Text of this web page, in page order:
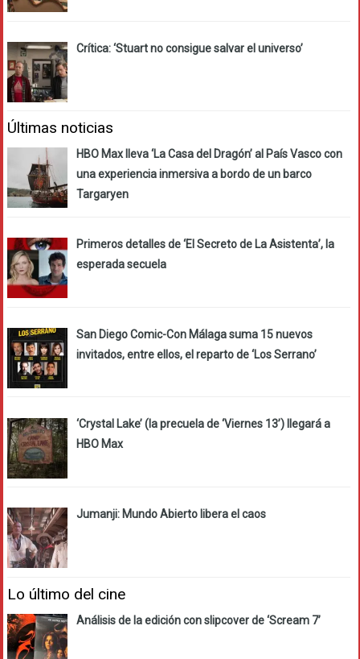
Crítica: ‘Stuart no consigue salvar el universo’
Últimas noticias
HBO Max lleva ‘La Casa del Dragón’ al País Vasco con
una experiencia inmersiva a bordo de un barco
Targaryen
Primeros detalles de ‘El Secreto de La Asistenta’, la
esperada secuela
San Diego Comic-Con Málaga suma 15 nuevos
invitados, entre ellos, el reparto de ‘Los Serrano’
‘Crystal Lake’ (la precuela de ‘Viernes 13’) llegará a
HBO Max
Jumanji: Mundo Abierto libera el caos
Lo último del cine
Análisis de la edición con slipcover de ‘Scream 7’